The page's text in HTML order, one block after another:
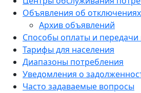
Объявления об
Архив объявлений
Способы оплаты и передачи
Тарифы для населения
Диапазоны потребления
Уведомления о
Часто задаваемые вопросы